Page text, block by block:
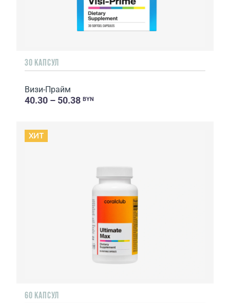
30 КАПСУЛ
Визи-Прайм
40.30 – 50.38 BYN
ХИТ
60 КАПСУЛ